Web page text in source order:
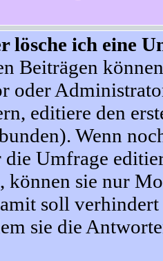
lösche ich eine
Beiträgen
oder
editiere den
Wenn
die Umfrage
können sie nur
soll
sie die